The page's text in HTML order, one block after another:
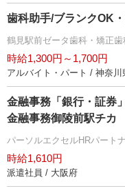
歯科助手/ブランクOK
鶴見駅前ゼータ歯科・矯正歯
時給1,300円～1,700円
アルバイト・パート / 神奈川
金融事務「銀行・証券
金融事務御陵前駅チカ
パーソルエクセルHRパート
時給1,610円
派遣社員 / 大阪府